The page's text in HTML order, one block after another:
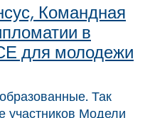
Командная
в
для молодежи
Так
участников Модели